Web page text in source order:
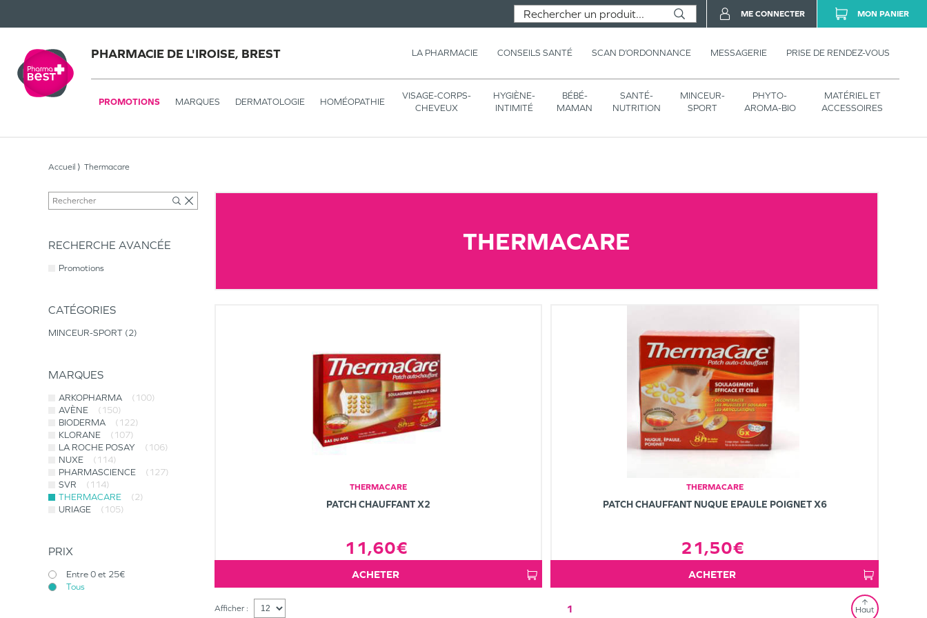
PHARMACIE DE L'IROISE, BREST LA PHARMACIE CONSEILS SANTÉ SCAN D’ORDONNANCE MESSAGERIE PRISE DE RENDEZ-VOUS
PROMOTIONS MARQUES DERMATOLOGIE HOMÉOPATHIE
VISAGE-CORPS-
CHEVEUX
HYGIÈNE-
INTIMITÉ
BÉBÉ-
MAMAN
SANTÉ-
NUTRITION
MINCEUR-
SPORT
PHYTO-
AROMA-BIO
MATÉRIEL ET
ACCESSOIRES
ME CONNECTER MON PANIER
Accueil Thermacare
RECHERCHE AVANCÉE
Promotions
CATÉGORIES
MINCEUR-SPORT 2
MARQUES
ARKOPHARMA
(100)
AVÈNE
(150)
BIODERMA
(122)
KLORANE
(107)
LA ROCHE POSAY
(106)
NUXE
(114)
PHARMASCIENCE
(127)
SVR
(114)
THERMACARE
(2)
URIAGE
(105)
PRIX
Entre 0 et 25€
Tous
THERMACARE
THERMACARE
PATCH CHAUFFANT X2
11,60€
ACHETER
THERMACARE
PATCH CHAUFFANT NUQUE EPAULE POIGNET X6
21,50€
ACHETER
Afficher : 1 Haut